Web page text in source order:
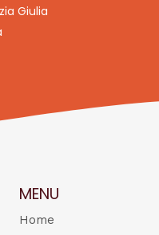
Giulia
MENU
Home